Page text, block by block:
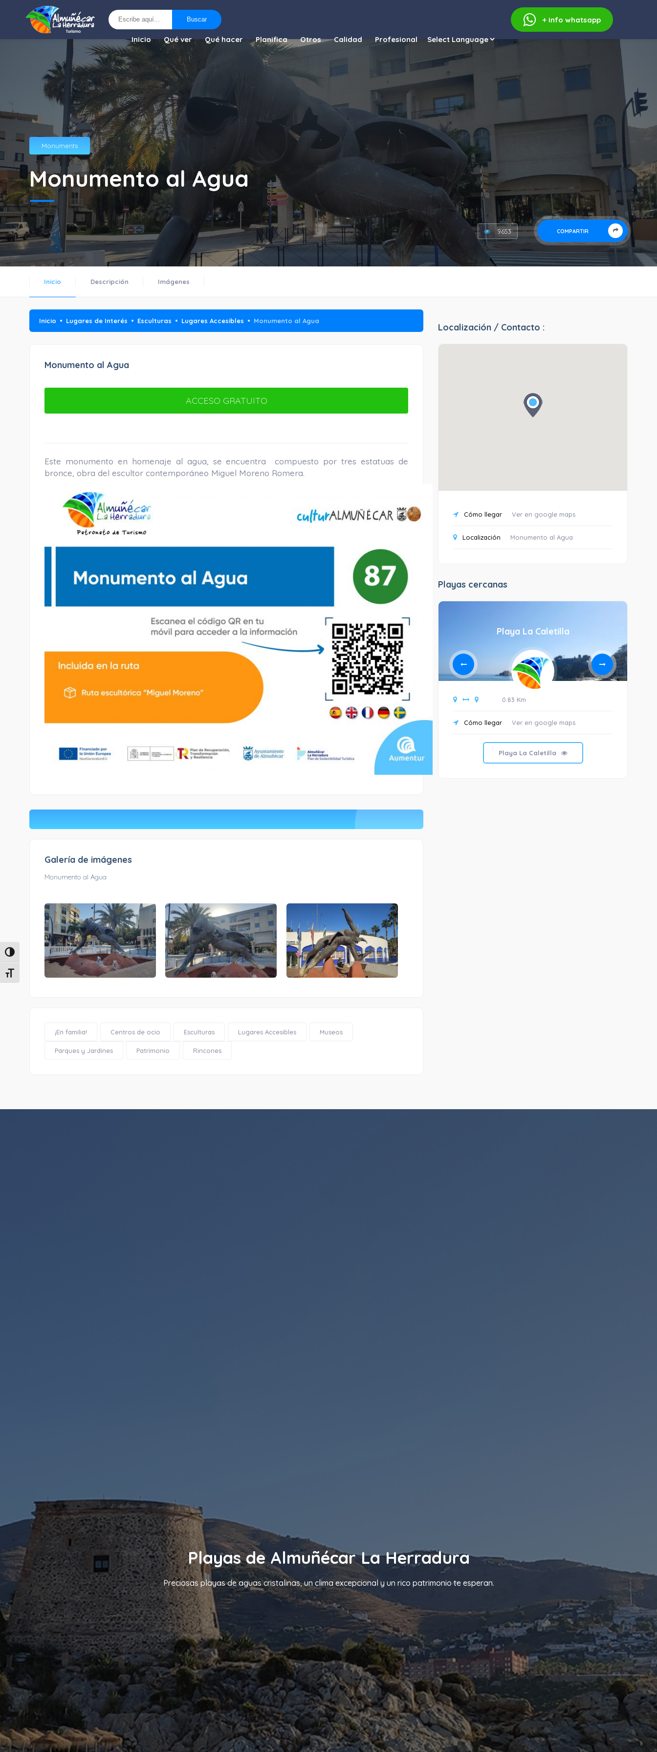
Alternar alto contraste
Alternar tamaño de letra
Buscar + info whatsapp
Inicio Qué ver Qué hacer Planifica Otros Calidad Profesional
Monuments
Monumento al Agua
COMPARTIR
9653
Inicio Descripción Imágenes
Inicio Lugares de Interés Esculturas Lugares Accesibles Monumento al Agua
Monumento al Agua
ACCESO GRATUITO
Este monumento en homenaje al agua, se encuentra compuesto por tres estatuas de
bronce, obra del escultor contemporáneo Miguel Moreno Romera.
Galería de imágenes
Monumento al Agua
¡En familia! Centros de ocio Esculturas Lugares Accesibles Museos
Parques y Jardines Patrimonio Rincones
Localización / Contacto :
Cómo llegar Ver en google maps
Localización Monumento al Agua
Playas cercanas
Playa Puerta Del Mar
0.56 Km
Ver en google maps
Playa Puerta Del Mar
Playa La Caletilla
0.83 Km
Cómo llegar Ver en google maps
Playa La Caletilla
Playas de Almuñécar La Herradura
Preciosas playas de aguas cristalinas, un clima excepcional y un rico patrimonio te esperan.